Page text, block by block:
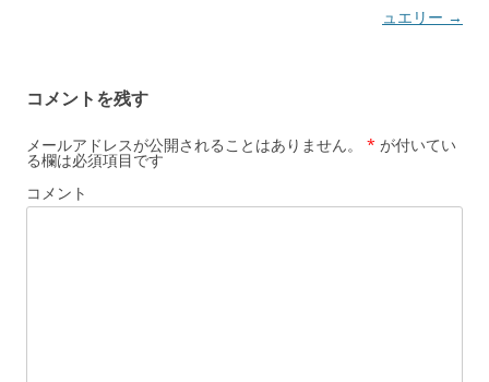
ー
シ
ョ
ン
ュエリー →
コメントを残す
メールアドレスが公開されることはありません。 * が付いてい
る欄は必須項目です
コメント